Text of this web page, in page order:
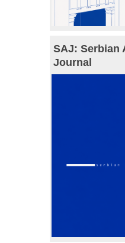
SAJ: Serbian
Journal